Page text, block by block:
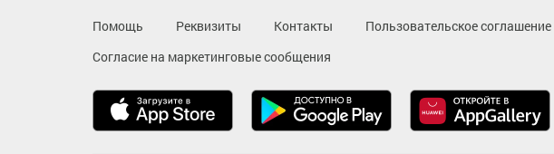
20:40
Микунь
Микунь АЗС, Микунь, ул. Мечникова
Айкино
Помощь Реквизиты Контакты Пользовательское соглашение
Согласие на маркетинговые сообщения